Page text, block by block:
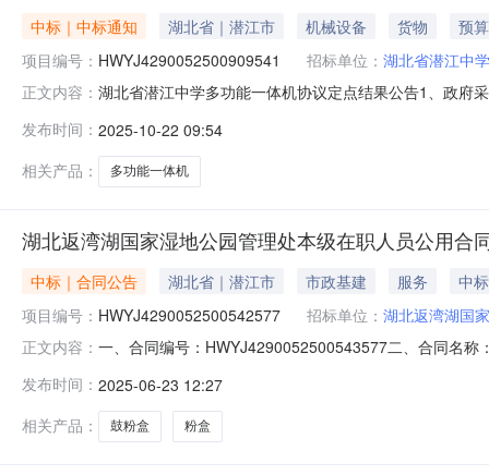
中标｜中标通知 湖北省｜潜江市 机械设备 货物
预
项目编号： HWYJ4290052500909541 招标单位： 湖北省潜江中学
正文内容： 湖北省潜江中学多功能一体机协议定点结果公告1、政
式：议价11、成交内容：序号商品名称品目品牌型号数量
发布时间： 2025-10-22 09:54
相关产品：
多功能一体机
湖北返湾湖国家湿地公园管理处本级在职人员公用合
中标｜合同公告 湖北省｜潜江市 市政基建 服务
中
项目编号： HWYJ4290052500542577 招标单位： 湖北返湾湖国
正文内容： 一、合同编号：HWYJ4290052500543577二、合同名
江诚讯科技有限公司5、地址：潜江诚讯科技有限公司6
发布时间： 2025-06-23 12:27
相关产品：
鼓粉盒 粉盒